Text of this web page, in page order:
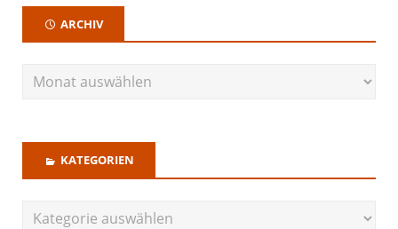
ARCHIV
KATEGORIEN